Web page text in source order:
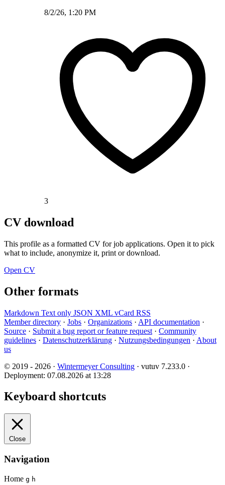
8/2/26, 1:20 PM
3
CV download
This profile as a formatted CV for job applications. Open it to pick
what to include, anonymize it, print or download.
Open CV
Other formats
Markdown Text only JSON XML vCard RSS
Member directory · Jobs · Organizations · API documentation ·
Source · Submit a bug report or feature request · Community
guidelines · Datenschutzerklärung · Nutzungsbedingungen · About
us
© 2019 - 2026 · Wintermeyer Consulting · vutuv 7.233.0 ·
Deployment: 07.08.2026 at 13:28
Keyboard shortcuts
Close
Navigation
Home g h